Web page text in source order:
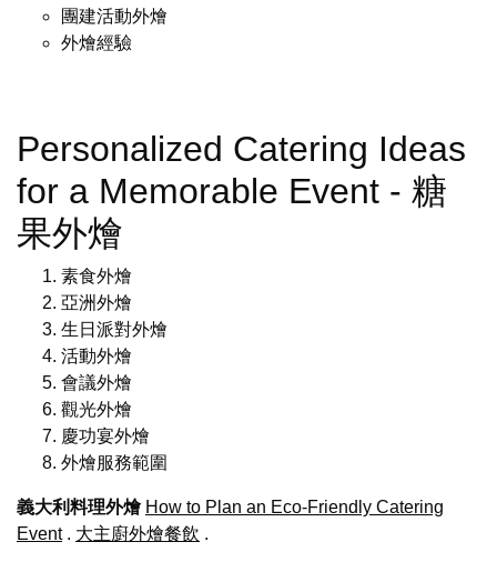
團建活動外燴
外燴經驗
Personalized Catering Ideas
for a Memorable Event - 糖
果外燴
素食外燴
亞洲外燴
生日派對外燴
活動外燴
會議外燴
觀光外燴
慶功宴外燴
外燴服務範圍
義大利料理外燴 How to Plan an Eco-Friendly Catering
Event. 大主廚外燴餐飲 .